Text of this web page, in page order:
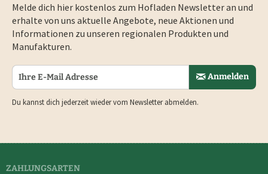
Melde dich hier kostenlos zum Hofladen Newsletter an und
erhalte von uns aktuelle Angebote, neue Aktionen und
Informationen zu unseren regionalen Produkten und
Manufakturen.
Anmelden
Du kannst dich jederzeit wieder vom Newsletter abmelden.
ZAHLUNGSARTEN